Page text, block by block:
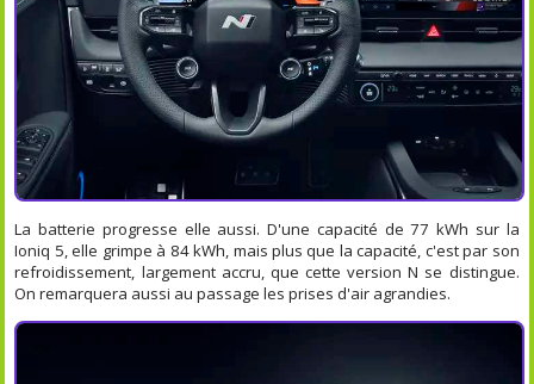
La batterie progresse elle aussi. D'une capacité de 77 kWh sur la
Ioniq 5, elle grimpe à 84 kWh, mais plus que la capacité, c'est par son
refroidissement, largement accru, que cette version N se distingue.
On remarquera aussi au passage les prises d'air agrandies.